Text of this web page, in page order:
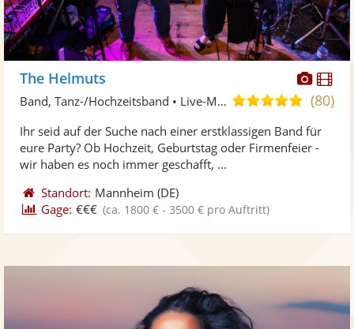
Fotos
The Helmuts
5,0
5
(80)
Band, Tanz-/Hochzeitsband • Live-Musiker
Ihr seid auf der Suche nach einer erstklassigen Band für
eure Party? Ob Hochzeit, Geburtstag oder Firmenfeier -
wir haben es noch immer geschafft, ...
Standort: Mannheim (DE)
Gage: €€€ (ca. 1800 € - 3500 € pro Auftritt)